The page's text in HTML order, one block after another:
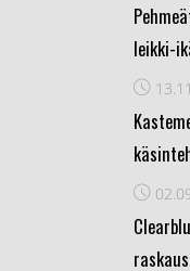
leikki-